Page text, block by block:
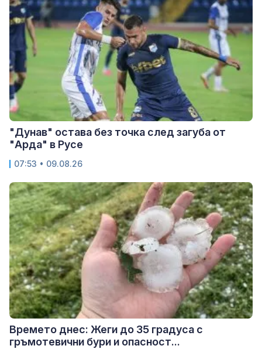
"Дунав" остава без точка след загуба от
"Арда" в Русе
07:53 • 09.08.26
Времето днес: Жеги до 35 градуса с
гръмотевични бури и опасност...